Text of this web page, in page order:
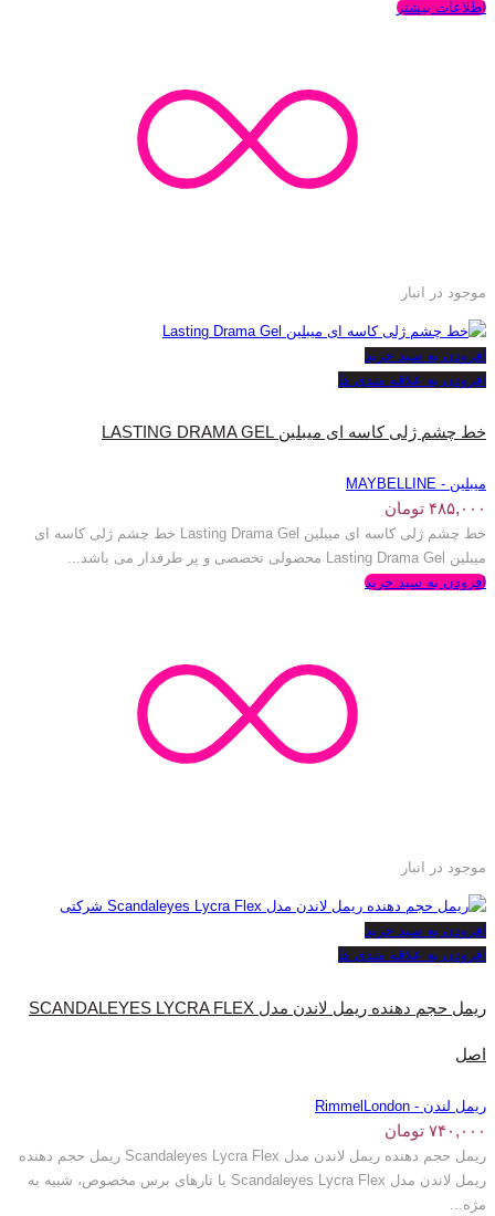
اطلاعات بیشتر
موجود در انبار
افزودن به سبد خرید
افزودن به علاقه مندی ها
خط چشم ژلی کاسه ای میبلین LASTING DRAMA GEL
میبلین - MAYBELLINE
۴۸۵,۰۰۰ تومان
خط چشم ژلی کاسه ای میبلین Lasting Drama Gel خط چشم ژلی کاسه ای
میبلین Lasting Drama Gel محصولی تخصصی و پر طرفدار می باشد...
افزودن به سبد خرید
موجود در انبار
افزودن به سبد خرید
افزودن به علاقه مندی ها
ریمل حجم دهنده ریمل لاندن مدل SCANDALEYES LYCRA FLEX
اصل
ریمل لندن - RimmelLondon
۷۴۰,۰۰۰ تومان
ریمل حجم دهنده ریمل لاندن مدل Scandaleyes Lycra Flex ریمل حجم دهنده
ریمل لاندن مدل Scandaleyes Lycra Flex با تارهای برس مخصوص، شبیه به
مژه...